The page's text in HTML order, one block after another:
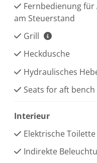
Fernbedienung
am Steuerstand
Grill
Heckdusche
Hydraulisches
Seats for aft bench
Interieur
Elektrische Toilette
Indirekte